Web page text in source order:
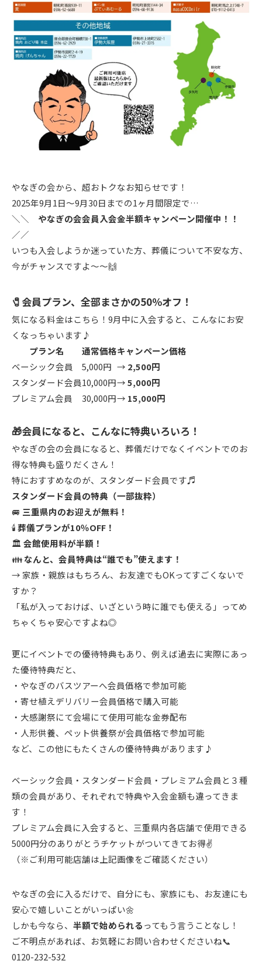
やなぎの会から、超おトクなお知らせです！
2025年9月1日〜9月30日までの1ヶ月間限定で…
＼＼ やなぎの会会員入会金半額キャンペーン開催中！！
／／
いつも入会しようか迷っていた方、葬儀について不安な方、
今がチャンスですよ〜〜🙌
🧷会員プラン、全部まさかの50％オフ！
気になる料金はこちら！9月中に入会すると、こんなにお安
くなっちゃいます♪
プラン名
通常価格キャンペーン価格
ベーシック会員
5,000円 → 2,500円
スタンダード会員10,000円→5,000円
プレミアム会員
30,000円→ 15,000円
🎁会員になると、こんなに特典いろいろ！
やなぎの会の会員になると、葬儀だけでなくイベントでのお
得な特典も盛りだくさん！
特におすすめなのが、スタンダード会員です♬
スタンダード会員の特典（一部抜粋）
🚐 三重県内のお迎えが無料！
🕯️葬儀プランが10％OFF！
🏛️ 会館使用料が半額！
👪なんと、会員特典は“誰でも”使えます！
→ 家族・親族はもちろん、お友達でもOKってすごくないで
すか？
「私が入っておけば、いざという時に誰でも使える」ってめ
ちゃくちゃ安心ですよね◎
更にイベントでの優待特典もあり、例えば過去に実際にあっ
た優待特典だと、
・やなぎのバスツアーへ会員価格で参加可能
・寄せ植えデリバリー会員価格で購入可能
・大感謝祭にて会場にて使用可能な金券配布
・人形供養、ペット供養祭が会員価格で参加可能
など、この他にもたくさんの優待特典があります♪
ベーシック会員・スタンダード会員・プレミアム会員と３種
類の会員があり、それぞれで特典や入会金額も違ってきま
す！
プレミアム会員に入会すると、三重県内各店舗で使用できる
5000円分のありがとうチケットがついてきてお得✌️
（※ご利用可能店舗は上記画像をご確認ください）
やなぎの会に入るだけで、自分にも、家族にも、お友達にも
安心で嬉しいことがいっぱい🌼
しかも今なら、 半額で始められるってもう言うことなし！
ご不明点があれば、お気軽にお問い合わせくださいね📞
0120-232-532